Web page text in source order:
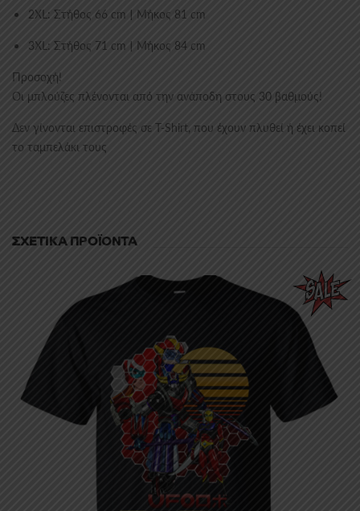
2XL: Στήθος 66 cm | Μήκος 81 cm
3XL: Στήθος 71 cm | Μήκος 84 cm
Προσοχή!
Οι μπλούζες πλένονται από την ανάποδη στους 30 βαθμούς!
Δεν γίνονται επιστροφές σε T-Shirt, που έχουν πλυθεί ή έχει κοπεί
το ταμπελάκι τους
ΣΧΕΤΙΚΆ ΠΡΟΪΌΝΤΑ